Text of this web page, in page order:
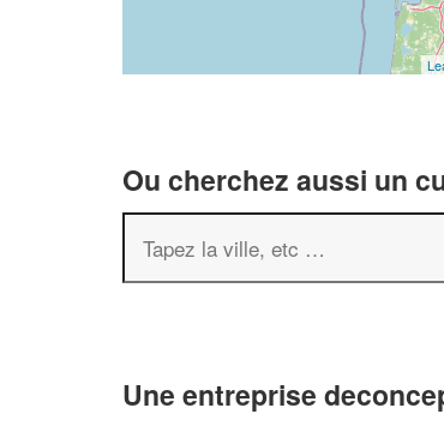
Ou cherchez aussi un
Une entreprise